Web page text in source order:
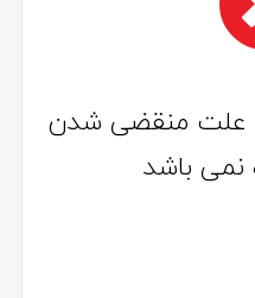
علت منقضی شدن
نمی باشد